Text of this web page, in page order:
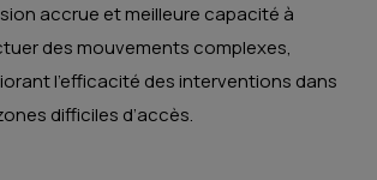
accrue et meilleure capacité à
des mouvements complexes,
l’efficacité des interventions dans
difficiles d’accès.